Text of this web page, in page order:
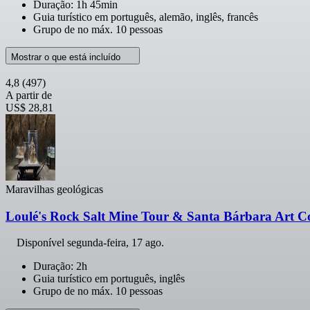
Duração: 1h 45min
Guia turístico em português, alemão, inglês, francês
Grupo de no máx. 10 pessoas
Mostrar o que está incluído
4,8 (497)
A partir de
US$ 28,81
Maravilhas geológicas
Loulé's Rock Salt Mine Tour & Santa Bárbara Art
Disponível segunda-feira, 17 ago.
Duração: 2h
Guia turístico em português, inglês
Grupo de no máx. 10 pessoas